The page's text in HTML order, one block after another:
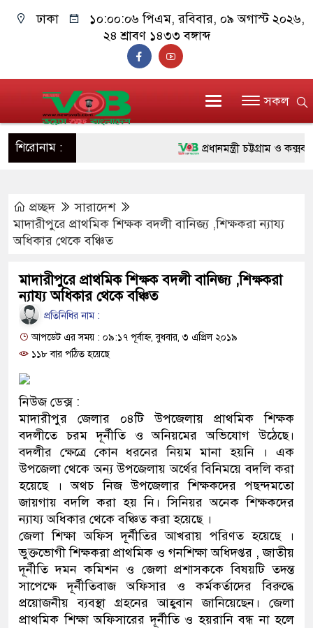
ঢাকা ১০:০০:০৭ পিএম, রবিবার, ০৯ অগাস্ট ২০২৬,
২৪ শ্রাবণ ১৪৩৩ বঙ্গাব্দ
সকল
শিরোনাম : প্রধানমন্ত্রী চট্টগ্রাম ও
উদ্ধার
জনগণ পরিবর্তন চেয়েছে
প্রধানমন্ত্রী
মিরপুর মডেল থানার
মাদক কারবারি গ্রেফতার
২৮ লাখ টাকার জাল নোটসহ
থানা পুলিশ
যেকোনো সময় বেনজীরের
প্রচ্ছদ
সারাদেশ
মাদারীপুরে প্রাথমিক শিক্ষক বদলী বানিজ্য ,শিক্ষকরা ন্যায্য
অধিকার থেকে বঞ্চিত
মাদারীপুরে প্রাথমিক শিক্ষক বদলী বানিজ্য ,শিক্ষকরা
ন্যায্য অধিকার থেকে বঞ্চিত
প্রতিনিধির নাম :
আপডেট এর সময় : ০৯:১৭ পূর্বাহ্ন, বুধবার, ৩ এপ্রিল ২০১৯
১১৮ বার পঠিত হয়েছে
নিউজ ডেক্স :
মাদারীপুর জেলার ০৪টি উপজেলায় প্রাথমিক শিক্ষক
বদলীতে চরম দূর্নীতি ও অনিয়মের অভিযোগ উঠেছে।
বদলীর ক্ষেত্রে কোন ধরনের নিয়ম মানা হয়নি । এক
উপজেলা থেকে অন্য উপজেলায় অর্থের বিনিময়ে বদলি করা
হয়েছে । অথচ নিজ উপজেলার শিক্ষকদের পছন্দমতো
জায়গায় বদলি করা হয় নি। সিনিয়র অনেক শিক্ষকদের
ন্যায্য অধিকার থেকে বঞ্চিত করা হয়েছে ।
জেলা শিক্ষা অফিস দূর্নীতির আখরায় পরিণত হয়েছে ।
ভুক্তভোগী শিক্ষকরা প্রাথমিক ও গনশিক্ষা অধিদপ্তর , জাতীয়
দূর্নীতি দমন কমিশন ও জেলা প্রশাসককে বিষয়টি তদন্ত
সাপেক্ষে দূর্নীতিবাজ অফিসার ও কর্মকর্তাদের বিরুদ্ধে
প্রয়োজনীয় ব্যবস্থা গ্রহনের আহ্ববান জানিয়েছেন। জেলা
প্রাথমিক শিক্ষা অফিসারের দূর্নীতি ও হয়রানি বন্ধ না হলে